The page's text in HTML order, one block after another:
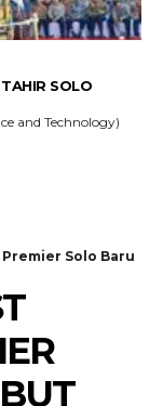
SOLO
and Technology)